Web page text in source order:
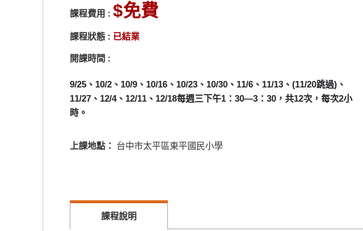
課程費用 : 免費
課程狀態 : 已結業
開課時間 :
9/25、10/2、10/9、10/16、10/23、10/30、11/6、11/13、(11/20跳過)、
11/27、12/4、12/11、12/18每週三下午1：30—3：30，共12次，每次2小
時。
上課地點： 台中市太平區東平國民小學
課程說明